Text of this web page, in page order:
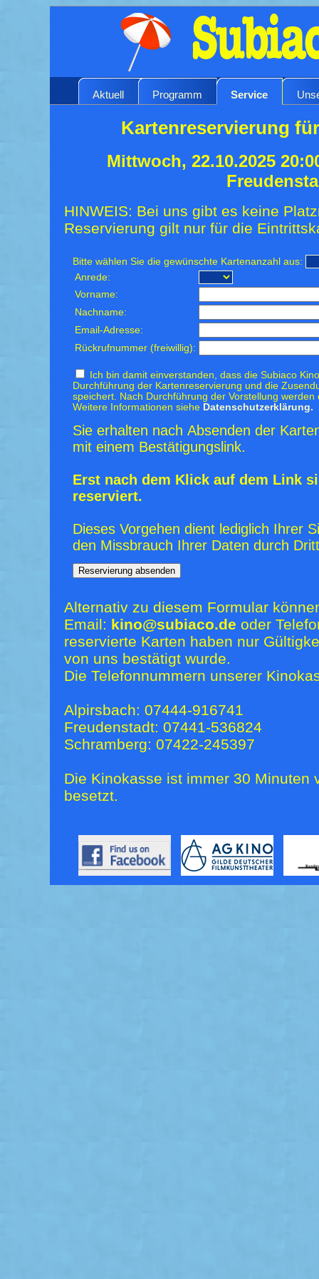
Aktuell Programm Service
Kartenreservierung
Mittwoch, 22.10.2025
HINWEIS: Bei uns gibt es keine
Reservierung gilt nur für die
Bitte wählen Sie die gewünschte Kartenanzahl aus:
Anrede:
Vorname:
Nachname:
Email-Adresse:
Rückrufnummer (freiwillig):
Ich bin damit einverstanden, dass die Subiaco
Durchführung der Kartenreservierung und die
speichert. Nach Durchführung der Vorstellung
Weitere Informationen siehe Datenschutzerklärung.
Sie erhalten nach Absenden der
mit einem Bestätigungslink.
Erst nach dem Klick auf dem Link
reserviert.
Dieses Vorgehen dient lediglich Ihrer
den Missbrauch Ihrer Daten durch
Alternativ zu diesem Formular
Email: kino@subiaco.de oder
reservierte Karten haben nur
von uns bestätigt wurde.
Die Telefonnummern unserer
Alpirsbach: 07444-916741
Freudenstadt: 07441-536824
Schramberg: 07422-245397
Die Kinokasse ist immer 30 Minuten
besetzt.